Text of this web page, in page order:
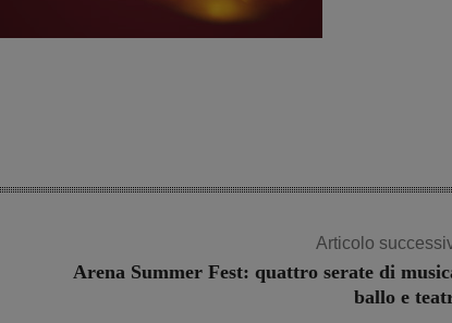
Articolo
Arena Summer Fest: quattro serate di
ballo e